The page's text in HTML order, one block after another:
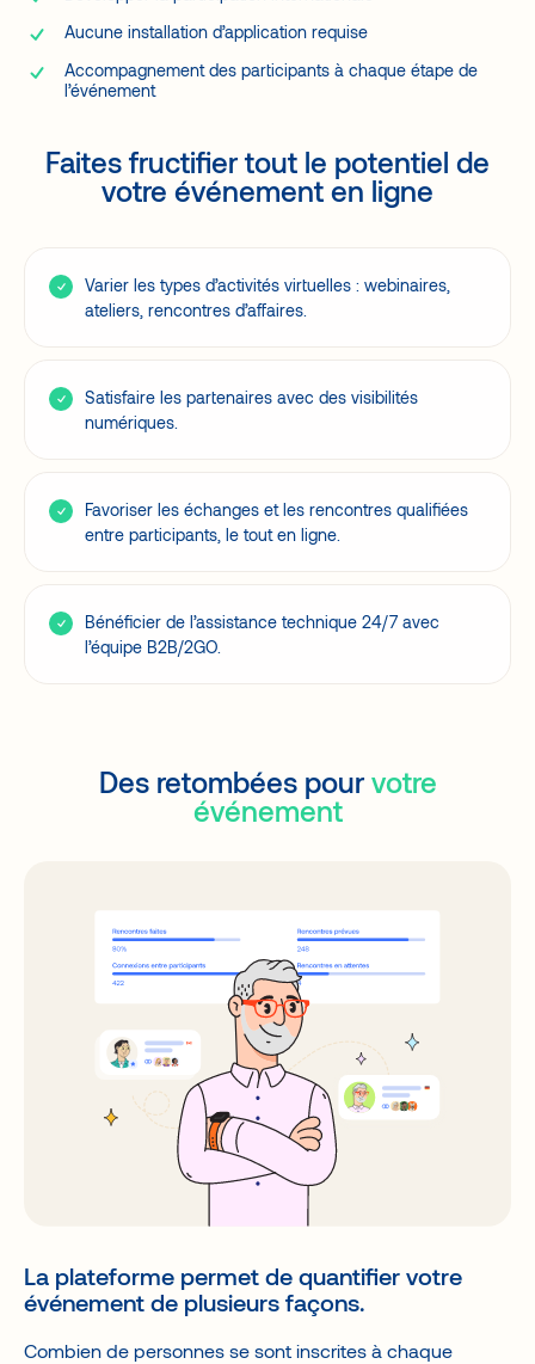
Aucune installation d’application requise
Accompagnement des participants à chaque étape de
l’événement
Faites fructifier tout le potentiel de
votre événement en ligne
Varier les types d’activités virtuelles : webinaires,
ateliers, rencontres d’affaires.
Satisfaire les partenaires avec des visibilités
numériques.
Favoriser les échanges et les rencontres qualifiées
entre participants, le tout en ligne.
Bénéficier de l’assistance technique 24/7 avec
l’équipe B2B/2GO.
Des retombées pour votre
événement
La plateforme permet de quantifier votre
événement de plusieurs façons.
Combien de personnes se sont inscrites à chaque